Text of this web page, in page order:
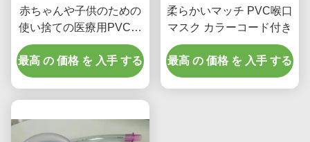
赤ちゃんや子供のための
使い捨ての医療用PVC喉
頭マスク
最高 の 価格 を 入手 する
柔らかいマッチ PVC喉口
マスク カラーコード付き
最高 の 価格 を 入手 する